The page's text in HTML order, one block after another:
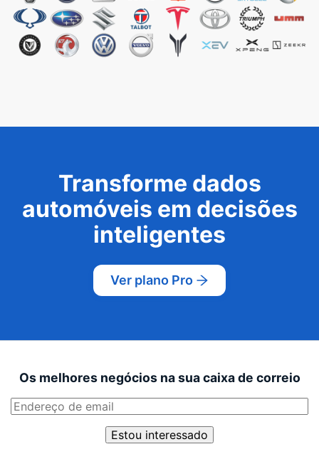
Transforme dados
automóveis em decisões
inteligentes
Ver plano Pro
Os melhores negócios na sua caixa de correio
Estou interessado